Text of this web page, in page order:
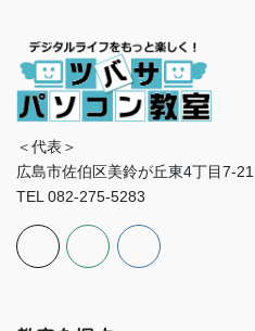
＜代表＞
広島市佐伯区美鈴が丘東4丁目7-21
TEL 082-275-5283